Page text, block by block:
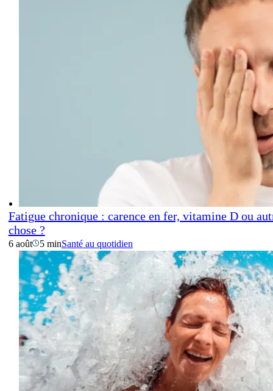
Fatigue chronique : carence en fer, vitamine D ou
chose ?
6 août 5 minSanté au quotidien